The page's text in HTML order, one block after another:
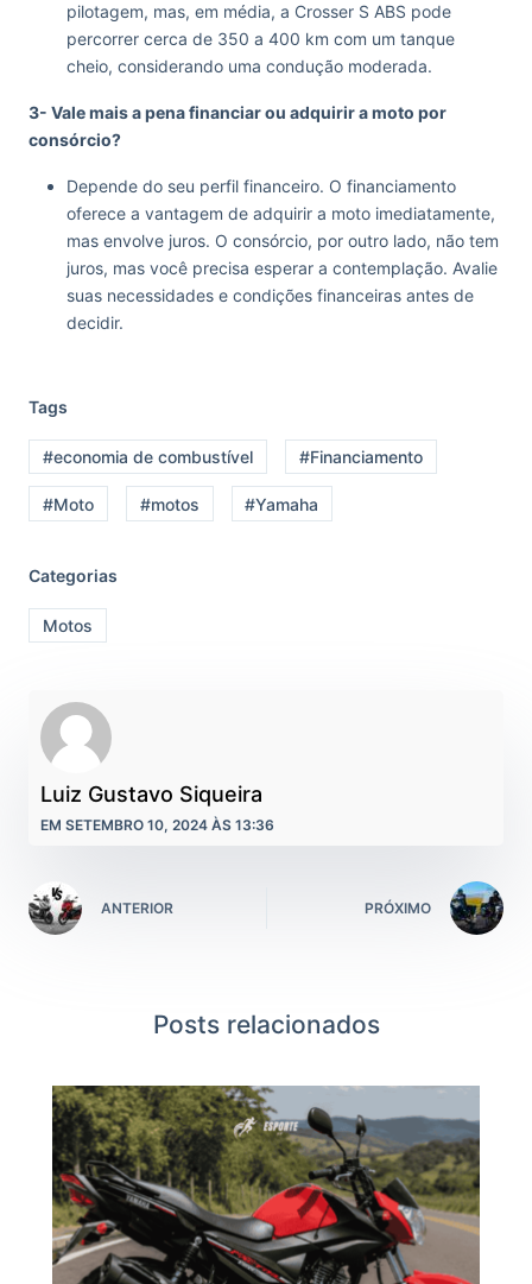
pilotagem, mas, em média, a Crosser S ABS pode
percorrer cerca de 350 a 400 km com um tanque
cheio, considerando uma condução moderada.
3- Vale mais a pena financiar ou adquirir a moto por
consórcio?
Depende do seu perfil financeiro. O financiamento
oferece a vantagem de adquirir a moto imediatamente,
mas envolve juros. O consórcio, por outro lado, não tem
juros, mas você precisa esperar a contemplação. Avalie
suas necessidades e condições financeiras antes de
decidir.
Tags
#economia de combustível #Financiamento
#Moto #motos #Yamaha
Categorias
Motos
Luiz Gustavo Siqueira
EM SETEMBRO 10, 2024 ÀS 13:36
ANTERIOR PRÓXIMO
Posts relacionados